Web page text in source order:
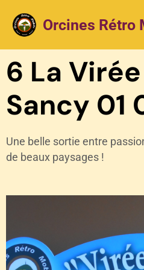
Orcines Rétro
6 La
Sancy 01
Une belle sortie entre
de beaux paysages !